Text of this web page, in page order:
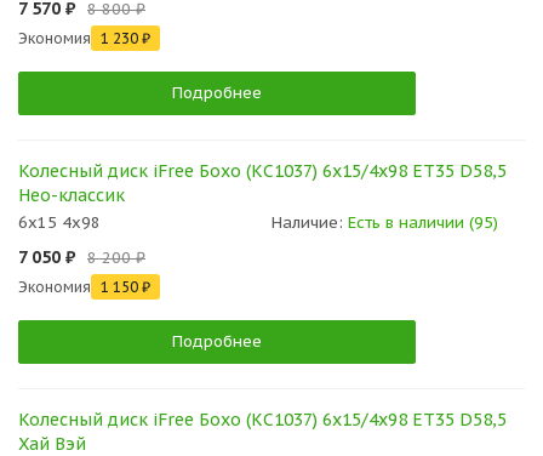
7 570 ₽ 8 800 ₽
Экономия 1 230 ₽
Подробнее
Колесный диск iFree Бохо (КС1037) 6x15/4x98 ET35 D58,5
Нео-классик
6x15 4x98 Наличие: Есть в наличии (95)
7 050 ₽ 8 200 ₽
Экономия 1 150 ₽
Подробнее
Колесный диск iFree Бохо (КС1037) 6x15/4x98 ET35 D58,5
Хай Вэй